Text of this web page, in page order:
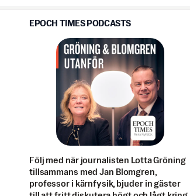
EPOCH TIMES PODCASTS
Följ med när journalisten Lotta Gröning
tillsammans med Jan Blomgren,
professor i kärnfysik, bjuder in gäster